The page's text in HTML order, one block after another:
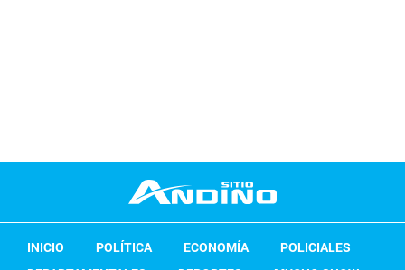
INICIO POLÍTICA ECONOMÍA
POLICIALES